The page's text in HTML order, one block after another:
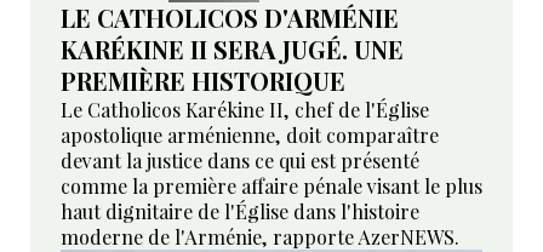
LE CATHOLICOS D'ARMÉNIE
KARÉKINE II SERA JUGÉ. UNE
PREMIÈRE HISTORIQUE
Le Catholicos Karékine II, chef de l'Église
apostolique arménienne, doit comparaître
devant la justice dans ce qui est présenté
comme la première affaire pénale visant le plus
haut dignitaire de l'Église dans l'histoire
moderne de l'Arménie, rapporte AzerNEWS.